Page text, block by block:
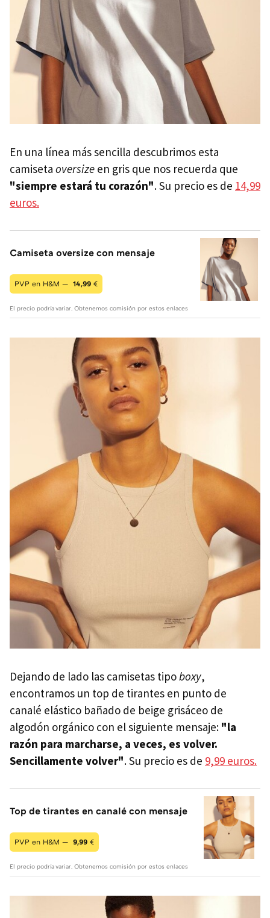
En una línea más sencilla descubrimos esta
camiseta oversize en gris que nos recuerda que
"siempre estará tu corazón". Su precio es de 14,99
euros.
Camiseta oversize con mensaje
PVP en H&M — 14,99 €
El precio podría variar. Obtenemos comisión por estos enlaces
Dejando de lado las camisetas tipoboxy,
encontramos un top de tirantes en punto de
canalé elástico bañado de beige grisáceo de
algodón orgánico con el siguiente mensaje: "la
razón para marcharse, a veces, es volver.
Sencillamente volver". Su precio es de 9,99 euros.
Top de tirantes en canalé con mensaje
PVP en H&M — 9,99 €
El precio podría variar. Obtenemos comisión por estos enlaces